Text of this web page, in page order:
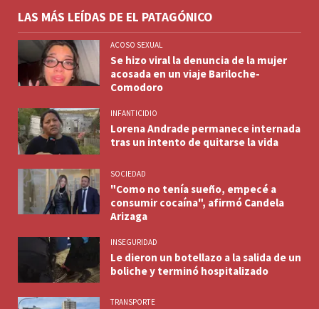
LAS MÁS LEÍDAS DE EL PATAGÓNICO
ACOSO SEXUAL
Se hizo viral la denuncia de la mujer
acosada en un viaje Bariloche-
Comodoro
INFANTICIDIO
Lorena Andrade permanece internada
tras un intento de quitarse la vida
SOCIEDAD
"Como no tenía sueño, empecé a
consumir cocaína", afirmó Candela
Arizaga
INSEGURIDAD
Le dieron un botellazo a la salida de un
boliche y terminó hospitalizado
TRANSPORTE